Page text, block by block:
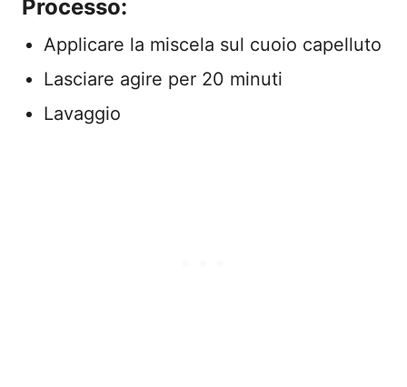
Processo:
Applicare la miscela sul cuoio capelluto
Lasciare agire per 20 minuti
Lavaggio